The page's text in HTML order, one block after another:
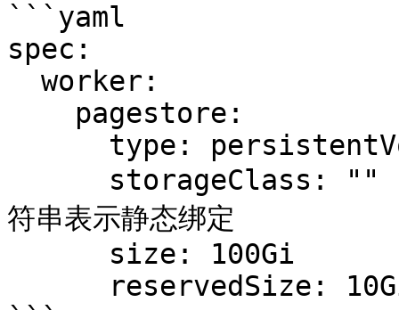
```yaml
spec:
符串表示静态绑定
```